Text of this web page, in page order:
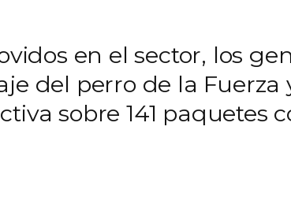
en el sector, los
del perro de la
sobre 141 paquetes